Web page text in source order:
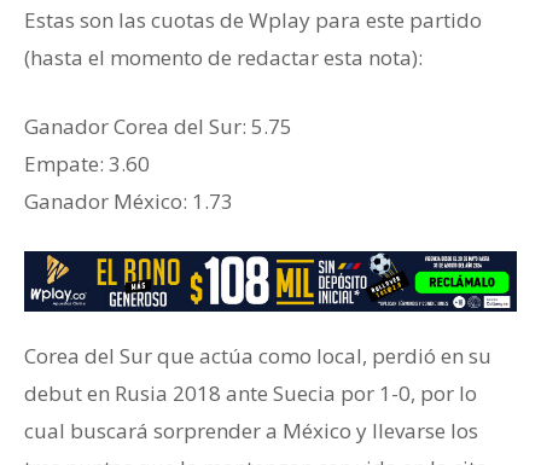
Estas son las cuotas de Wplay para este partido
(hasta el momento de redactar esta nota):
Ganador ‎Corea del Sur: 5.75
‎Empate: 3.60
Ganador ‎México: 1.73
Corea del Sur que actúa como local, perdió en su
debut en Rusia 2018 ante Suecia por 1-0, por lo
cual buscará sorprender a México y llevarse los